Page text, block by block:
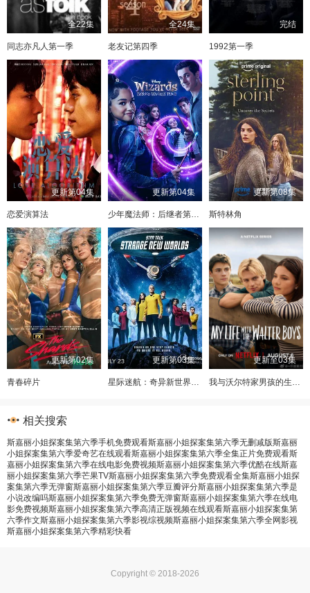
全22集
同志亦凡人第一季
全24集
老友记第四季
完结
1992第一季
更新第04集
恋爱演算法
更新第04集
少年魔法师：后继者第三季
更新第08集
斯特林角
更新第02集
青春碎片
更新第03集
星际迷航：奇异新世界第四季
更新至03集
我与沃尔特家男孩的生活第三季
相关搜索
斯嘉丽小姐探案集第六季手机免费观看斯嘉丽小姐探案集第六季无删减版斯嘉丽
小姐探案集第六季爱奇艺在线观看斯嘉丽小姐探案集第六季全集正片免费观看斯
嘉丽小姐探案集第六季在线电影免费视频斯嘉丽小姐探案集第六季优酷在线斯嘉
丽小姐探案集第六季芒果TV斯嘉丽小姐探案集第六季免费观看全集斯嘉丽小姐探
案集第六季无弹窗斯嘉丽小姐探案集第六季豆瓣评分斯嘉丽小姐探案集第六季是
小说改编吗斯嘉丽小姐探案集第六季免费无弹窗斯嘉丽小姐探案集第六季在线电
影免费视频斯嘉丽小姐探案集第六季高清正版视频在线观看斯嘉丽小姐探案集第
六季作文斯嘉丽小姐探案集第六季影视综视频斯嘉丽小姐探案集第六季全网影视
斯嘉丽小姐探案集第六季精彩快看
Copyright © 2018-2026